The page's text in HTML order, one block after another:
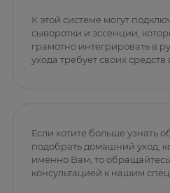
К этой системе могут
сыворотки и эссенции,
грамотно интегрировать в
ухода требует своих
Если хотите больше узнать
подобрать домашний уход,
именно Вам, то
консультацией к нашим